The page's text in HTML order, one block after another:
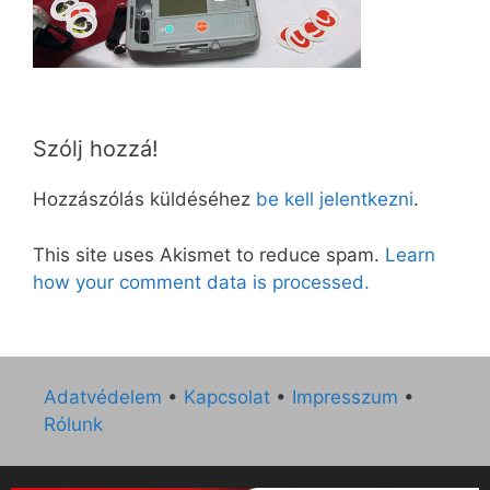
Szólj hozzá!
Hozzászólás küldéséhez be kell jelentkezni.
This site uses Akismet to reduce spam. Learn
how your comment data is processed.
Adatvédelem • Kapcsolat • Impresszum •
Rólunk